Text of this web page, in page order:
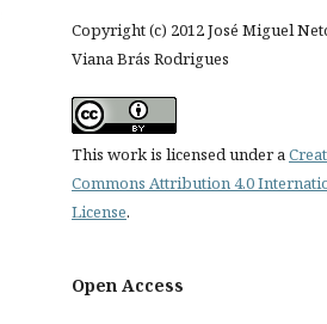
Copyright (c) 2012 José Miguel
Viana Brás Rodrigues
This work is licensed under a
Commons Attribution 4.0
License.
Open Access